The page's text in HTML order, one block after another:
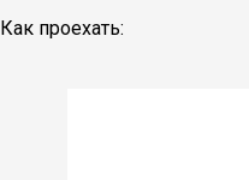
Как проехать: